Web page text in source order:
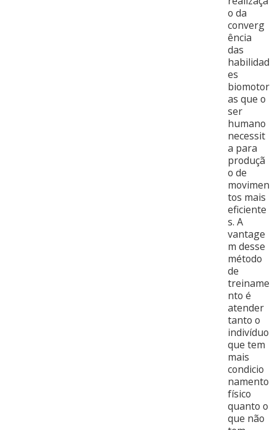
o da
converg
ência
das
habilidad
es
biomotor
as que o
ser
humano
necessit
a para
produçã
o de
movimen
tos mais
eficiente
s. A
vantage
m desse
método
de
treiname
nto é
atender
tanto o
indivíduo
que tem
mais
condicio
namento
físico
quanto o
que não